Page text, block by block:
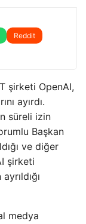
Reddit
şirketi OpenAI,
ayırdı.
süreli izin
Başkan
ve diğer
şirketi
medya